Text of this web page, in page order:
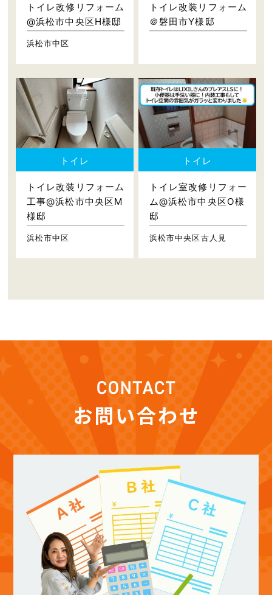
トイレ改修リフォーム
@浜松市中央区H様邸
浜松市中区
トイレ改装リフォーム
＠磐田市Y様邸
トイレ
トイレ改装リフォーム
工事@浜松市中央区M
様邸
浜松市中区
トイレ
トイレ室改修リフォー
ム@浜松市中央区O様
邸
浜松市中央区古人見